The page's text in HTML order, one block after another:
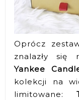
Oprócz
znalazły się
Yankee
kolekcji na
limitowane: